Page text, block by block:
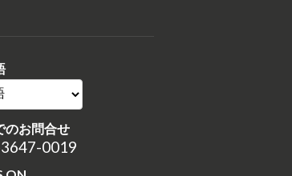
のお問合せ
0019